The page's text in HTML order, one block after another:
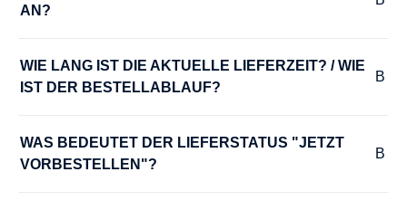
AN?
WIE LANG IST DIE AKTUELLE LIEFERZEIT? / WIE
IST DER BESTELLABLAUF?
WAS BEDEUTET DER LIEFERSTATUS "JETZT
VORBESTELLEN"?